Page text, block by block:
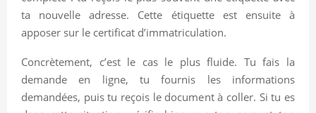
ta nouvelle adresse. Cette étiquette est ensuite à
apposer sur le certificat d’immatriculation.
Concrètement, c’est le cas le plus fluide. Tu fais la
demande en ligne, tu fournis les informations
demandées, puis tu reçois le document à coller. Si tu es